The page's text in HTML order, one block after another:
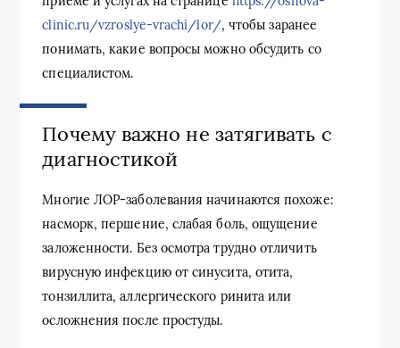
clinic.ru/vzroslye-vrachi/lor/, чтобы заранее
понимать, какие вопросы можно обсудить со
специалистом.
Почему важно не затягивать с
диагностикой
Многие ЛОР-заболевания начинаются похоже:
насморк, першение, слабая боль, ощущение
заложенности. Без осмотра трудно отличить
вирусную инфекцию от синусита, отита,
тонзиллита, аллергического ринита или
осложнения после простуды.